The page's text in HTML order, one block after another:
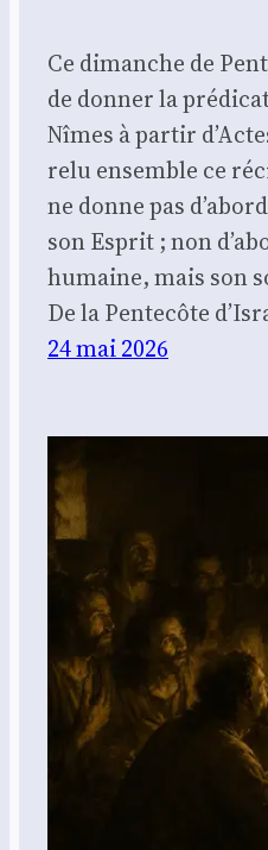
Ce dimanche de
de donner la
Nîmes à partir
relu ensemble ce
ne donne pas
son Esprit ; non
humaine, mais son
De la Pentecôte
24 mai 2026